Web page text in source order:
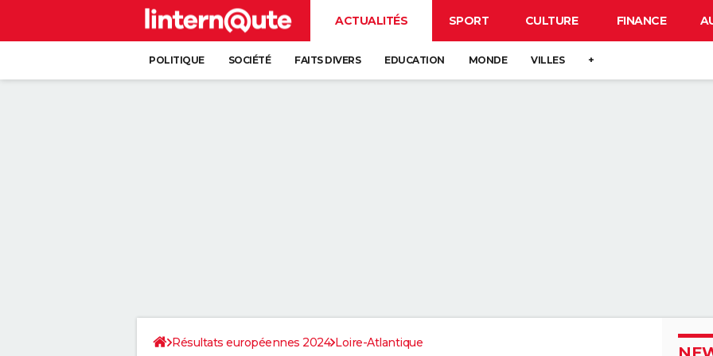
ACTUALITÉS SPORT CULTURE FINANCE
POLITIQUE SOCIÉTÉ FAITS DIVERS EDUCATION MONDE VILLES +
Résultats européennes 2024 Loire-Atlantique